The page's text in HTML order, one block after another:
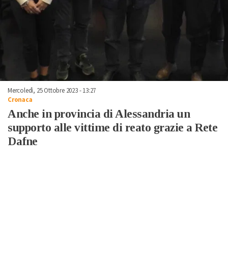
Mercoledì, 25 Ottobre 2023 - 13:27
Cronaca
Anche in provincia di Alessandria un
supporto alle vittime di reato grazie a Rete
Dafne